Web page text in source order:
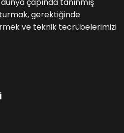
gerektiğinde
ve teknik tecrübelerimizi